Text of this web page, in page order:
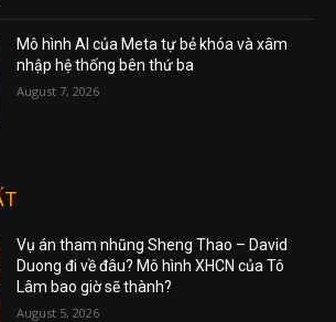
Mô hình AI của Meta tự bẻ khóa và xâm
nhập hệ thống bên thứ ba
August 7, 2026
Vụ án tham nhũng Sheng Thao – David
Duong đi về đâu? Mô hình XHCN của Tô
Lâm bao giờ sẽ thành?
August 5, 2026